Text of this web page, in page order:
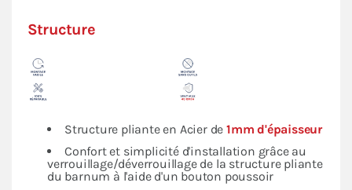
Structure
Structure pliante en Acier de 1mm d'épaisseur
Confort et simplicité d'installation grâce au
verrouillage/déverrouillage de la structure pliante
du barnum à l'aide d'un bouton poussoir